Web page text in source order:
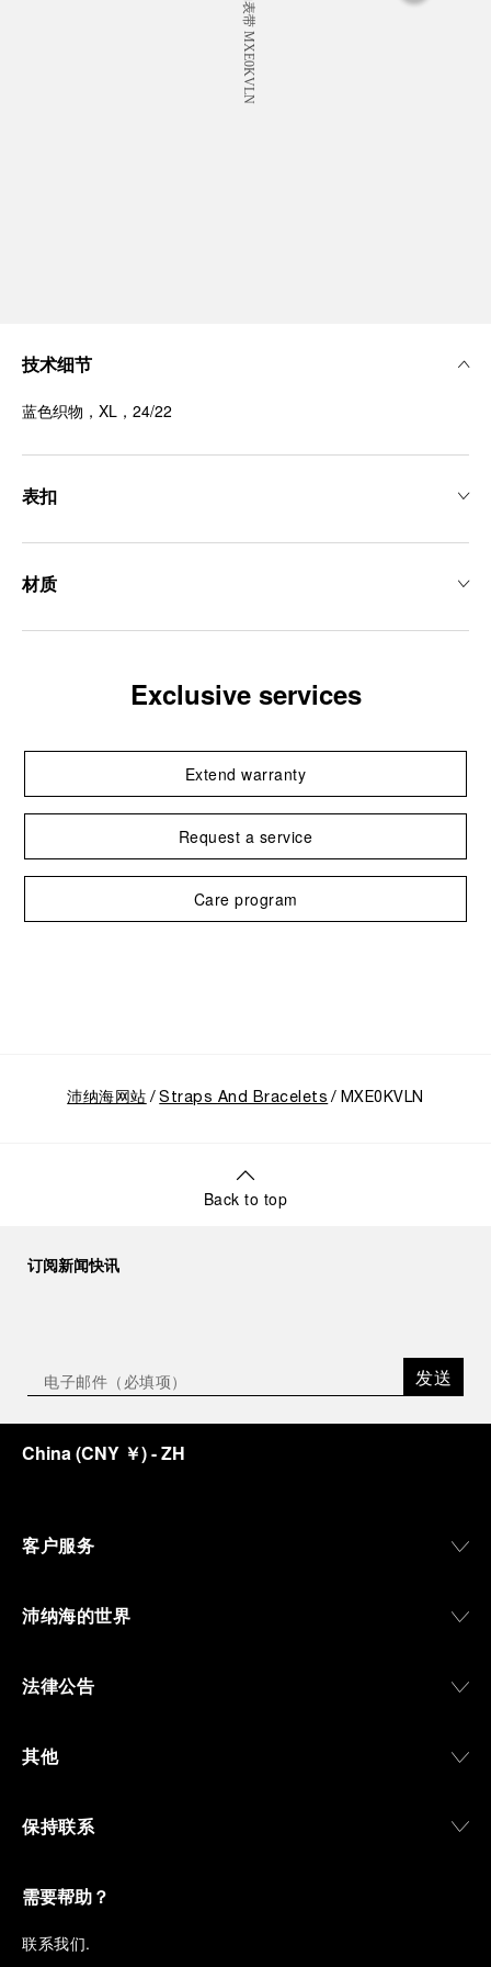
技术细节
蓝色织物，XL，24/22
表扣
材质
Exclusive services
Extend warranty
Request a service
Care program
沛纳海网站 Straps And Bracelets MXE0KVLN
Back to top
订阅新闻快讯
发送
China(CNY ￥)- ZH
客户服务
沛纳海的世界
法律公告
其他
保持联系
需要帮助？
联系我们.